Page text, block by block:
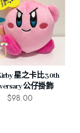
星之卡比 30th
公仔掛飾
$98.00